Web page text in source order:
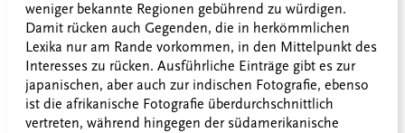
weniger bekannte Regionen gebührend zu würdigen.
Damit rücken auch Gegenden, die in herkömmlichen
Lexika nur am Rande vorkommen, in den Mittelpunkt des
Interesses zu rücken. Ausführliche Einträge gibt es zur
japanischen, aber auch zur indischen Fotografie, ebenso
ist die afrikanische Fotografie überdurchschnittlich
vertreten, während hingegen der südamerikanische